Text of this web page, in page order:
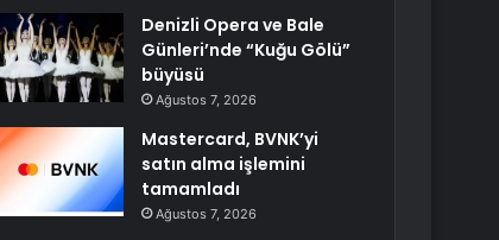
Denizli Opera ve Bale
Günleri’nde “Kuğu Gölü”
büyüsü
Ağustos 7, 2026
Mastercard, BVNK’yi
satın alma işlemini
tamamladı
Ağustos 7, 2026